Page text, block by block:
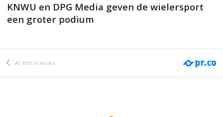
KNWU en DPG Media geven de wielersport
een groter podium
Al het nieuws